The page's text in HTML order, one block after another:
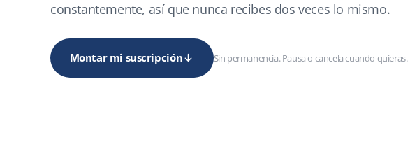
constantemente, así que nunca recibes dos veces lo mismo.
Montar mi suscripción Sin permanencia. Pausa o cancela cuando quieras.